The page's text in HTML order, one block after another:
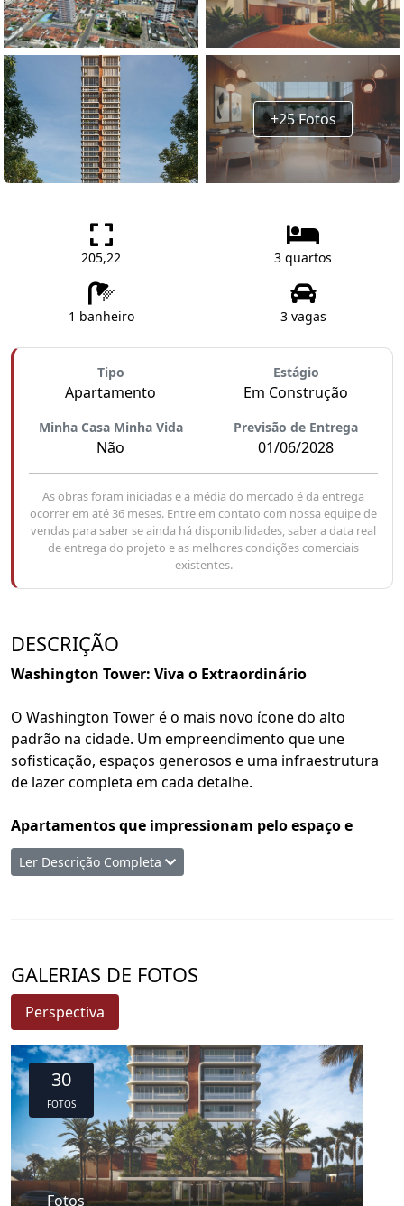
+25 Fotos
205,22 3 quartos
1 banheiro 3 vagas
Tipo
Apartamento
Estágio
Em Construção
Minha Casa Minha Vida
Não
Previsão de Entrega
01/06/2028
As obras foram iniciadas e a média do mercado é da entrega
ocorrer em até 36 meses. Entre em contato com nossa equipe de
vendas para saber se ainda há disponibilidades, saber a data real
de entrega do projeto e as melhores condições comerciais
existentes.
DESCRIÇÃO
Washington Tower: Viva o Extraordinário
O Washington Tower é o mais novo ícone do alto
padrão na cidade. Um empreendimento que une
sofisticação, espaços generosos e uma infraestrutura
de lazer completa em cada detalhe.
Apartamentos que impressionam pelo espaço e
elegância
21,40m²
Apartamentos Duplex com até 386,88m², com 4
suítes, incluindo uma Suíte Royal de 41,35m²
Lazer e bem-estar como extensão da sua casa
O empreendimento está situado em um terreno de
3.523m² e conta com:
Piscina com raia de 25m e borda infinita
Quadra de tênis e quadra poliesportiva
Ler Descrição Completa
GALERIAS DE FOTOS
Perspectiva
Fotos
30
FOTOS